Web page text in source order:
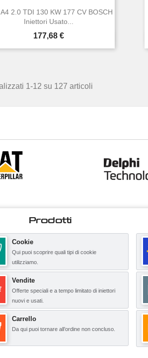
2.0 TDI 130 KW 177 CV BOSCH
Iniettori Usato...
Prezzo
177,68 €
 Anteprima
1-12 su 127 articoli
Prodotti
Cookie
Qui puoi scoprire quali tipi di cookie
utilizziamo.
Vendite
Offerte speciali e a tempo limitato di iniettori
nuovi e usati.
Carrello
Da qui puoi tornare all’ordine non concluso.